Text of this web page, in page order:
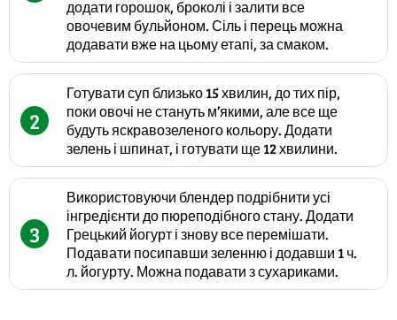
додати горошок, броколі і залити все
овочевим бульйоном. Сіль і перець можна
додавати вже на цьому етапі, за смаком.
2
Готувати суп близько 15 хвилин, до тих пір,
поки овочі не стануть м’якими, але все ще
будуть яскравозеленого кольору. Додати
зелень і шпинат, і готувати ще 12 хвилини.
3
Використовуючи блендер подрібнити усі
інгредієнти до пюреподібного стану. Додати
Грецький йогурт і знову все перемішати.
Подавати посипавши зеленню і додавши 1 ч.
л. йогурту. Можна подавати з сухариками.